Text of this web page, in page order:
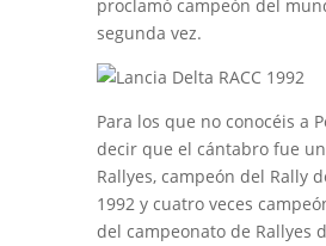
proclamó campeón del
segunda vez.
Para los que no conocéis a
decir que el cántabro fue
Rallyes, campeón del Rally
1992 y cuatro veces
del campeonato de Rallyes